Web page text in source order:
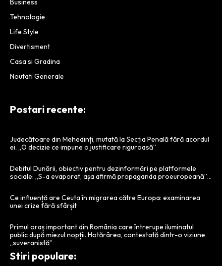
Business
Tehnologie
Life Style
Divertisment
Casa si Gradina
Noutati Generale
Postari recente:
Judecătoare din Mehedinți, mutată la Secția Penală fără acordul
ei. „O decizie ce impune o justificare riguroasă”
Debitul Dunării, obiectiv pentru dezinformări pe platformele
sociale: „S-a evaporat, așa afirmă propaganda proeuropeană”…
Ce influență are Ceuta în migrarea către Europa: examinarea
unei crize fără sfârșit
Primul oraș important din România care întrerupe iluminatul
public după miezul nopții. Hotărârea, contestată dintr-o viziune
„suveranistă”
Stiri populare: